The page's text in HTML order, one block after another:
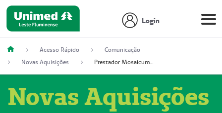
Login
Acesso Rápido
Comunicação
Novas Aquisições
Prestador Mosaicum Espaço Clínico Eireli (51004355-5)
Novas Aquisições